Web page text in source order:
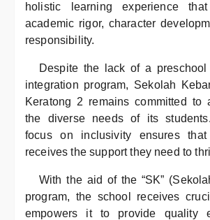
holistic learning experience that
academic rigor, character
responsibility.
Despite the lack of a
integration program, Sekolah
Keratong 2 remains committed to
the diverse needs of its
focus on inclusivity ensures
receives the support they need to
With the aid of the “SK”
program, the school receives
empowers it to provide quality